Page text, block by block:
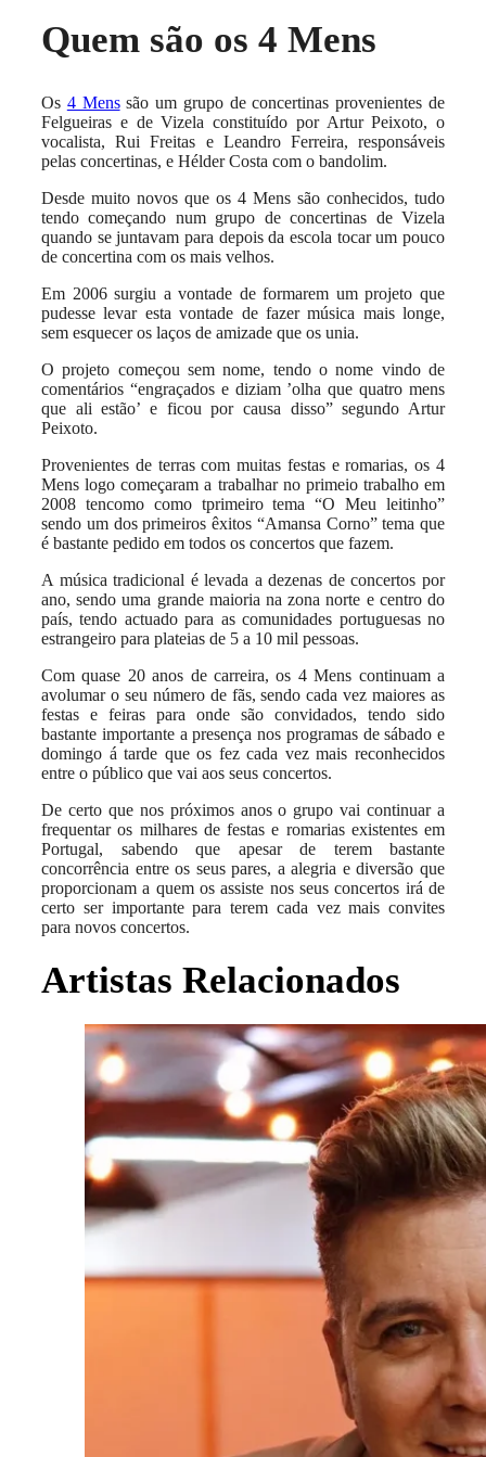
Quem são os 4 Mens
Os 4 Menssão um grupo de concertinas provenientes de
Felgueiras e de Vizela constituído por Artur Peixoto, o
vocalista, Rui Freitas e Leandro Ferreira, responsáveis
pelas concertinas, e Hélder Costa com o bandolim.
Desde muito novos que os 4 Mens são conhecidos, tudo
tendo começando num grupo de concertinas de Vizela
quando se juntavam para depois da escola tocar um pouco
de concertina com os mais velhos.
Em 2006 surgiu a vontade de formarem um projeto que
pudesse levar esta vontade de fazer música mais longe,
sem esquecer os laços de amizade que os unia.
O projeto começou sem nome, tendo o nome vindo de
comentários “engraçados e diziam ’olha que quatro mens
que ali estão’ e ficou por causa disso” segundo Artur
Peixoto.
Provenientes de terras com muitas festas e romarias, os 4
Mens logo começaram a trabalhar no primeio trabalho em
2008 tencomo como tprimeiro tema “O Meu leitinho”
sendo um dos primeiros êxitos “Amansa Corno” tema que
é bastante pedido em todos os concertos que fazem.
A música tradicional é levada a dezenas de concertos por
ano, sendo uma grande maioria na zona norte e centro do
país, tendo actuado para as comunidades portuguesas no
estrangeiro para plateias de 5 a 10 mil pessoas.
Com quase 20 anos de carreira, os 4 Mens continuam a
avolumar o seu número de fãs, sendo cada vez maiores as
festas e feiras para onde são convidados, tendo sido
bastante importante a presença nos programas de sábado e
domingo á tarde que os fez cada vez mais reconhecidos
entre o público que vai aos seus concertos.
De certo que nos próximos anos o grupo vai continuar a
frequentar os milhares de festas e romarias existentes em
Portugal, sabendo que apesar de terem bastante
concorrência entre os seus pares, a alegria e diversão que
proporcionam a quem os assiste nos seus concertos irá de
certo ser importante para terem cada vez mais convites
para novos concertos.
Artistas Relacionados